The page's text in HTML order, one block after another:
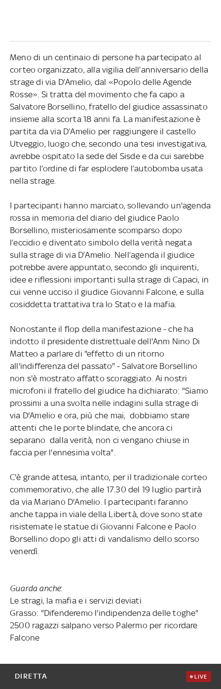
Meno di un centinaio di persone ha partecipato al
corteo organizzato, alla vigilia dell’anniversario della
strage di via D’Amelio, dal «Popolo delle Agende
Rosse». Si tratta del movimento che fa capo a
Salvatore Borsellino, fratello del giudice assassinato
insieme alla scorta 18 anni fa. La manifestazione è
partita da via D’Amelio per raggiungere il castello
Utveggio, luogo che, secondo una tesi investigativa,
avrebbe ospitato la sede del Sisde e da cui sarebbe
partito l’ordine di far esplodere l’autobomba usata
nella strage.
I partecipanti hanno marciato, sollevando un'agenda
rossa in memoria del diario del giudice Paolo
Borsellino, misteriosamente scomparso dopo
l’eccidio e diventato simbolo della verità negata
sulla strage di via D’Amelio. Nell’agenda il giudice
potrebbe avere appuntato, secondo gli inquirenti,
idee e riflessioni importanti sulla strage di Capaci, in
cui venne ucciso il giudice Giovanni Falcone, e sulla
cosiddetta trattativa tra lo Stato e la mafia.
Nonostante il flop della manifestazione - che ha
indotto il presidente distrettuale dell'Anm Nino Di
Matteo a parlare di "effetto di un ritorno
all'indifferenza del passato" - Salvatore Borsellino
non s'è mostrato affatto scoraggiato. Ai nostri
microfoni il fratello del giudice ha dichiarato: "Siamo
prossimi a una svolta nelle indagini sulla strage di
via D'Amelio e ora, più che mai, dobbiamo stare
attenti che le porte blindate, che ancora ci
separano dalla verità, non ci vengano chiuse in
faccia per l'ennesima volta".
C'è grande attesa, intanto, per il tradizionale corteo
commemorativo, che alle 17.30 del 19 luglio partirà
da via Mariano D'Amelio. I partecipanti faranno
anche tappa in viale della Libertà, dove sono state
risistemate le statue di Giovanni Falcone e Paolo
Borsellino dopo gli atti di vandalismo dello scorso
venerdì.
Guarda anche:
Le stragi, la mafia e i servizi deviati
Grasso: "Difenderemo l'indipendenza delle toghe"
2500 ragazzi salpano verso Palermo per ricordare
Falcone
DIRETTA LIVE